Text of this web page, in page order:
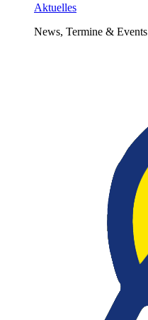
Aktuelles
News, Termine & Events